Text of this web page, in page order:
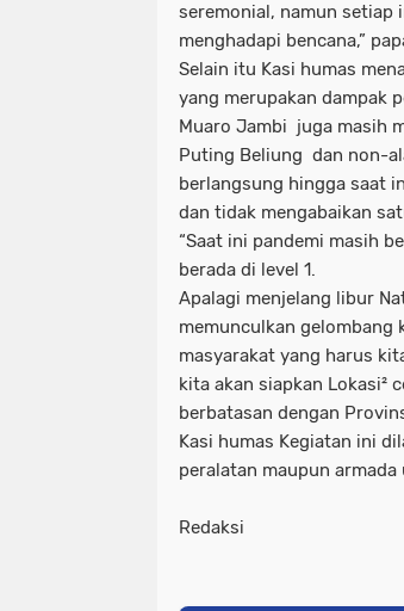
seremonial, namun setiap
menghadapi bencana,”
Selain itu Kasi humas
yang merupakan dampak
Muaro Jambi juga masih
Puting Beliung dan non-
berlangsung hingga saat
dan tidak mengabaikan
“Saat ini pandemi masih
berada di level 1.
Apalagi menjelang libur
memunculkan
masyarakat yang harus
kita akan siapkan Lokasi²
berbatasan dengan
Kasi humas Kegiatan ini
peralatan maupun
Redaksi